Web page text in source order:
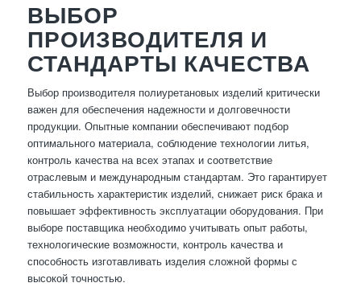
ВЫБОР
ПРОИЗВОДИТЕЛЯ И
СТАНДАРТЫ КАЧЕСТВА
Выбор производителя полиуретановых изделий критически
важен для обеспечения надежности и долговечности
продукции. Опытные компании обеспечивают подбор
оптимального материала, соблюдение технологии литья,
контроль качества на всех этапах и соответствие
отраслевым и международным стандартам. Это гарантирует
стабильность характеристик изделий, снижает риск брака и
повышает эффективность эксплуатации оборудования. При
выборе поставщика необходимо учитывать опыт работы,
технологические возможности, контроль качества и
способность изготавливать изделия сложной формы с
высокой точностью.